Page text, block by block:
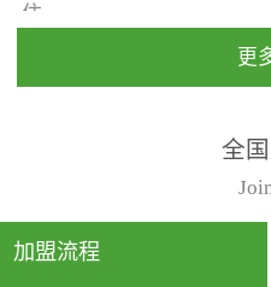
住...
动，人类长时间停留的室
内空间都有整体消毒的需
要。因为空间内人流携带
的、空气...
更
全
加盟流程